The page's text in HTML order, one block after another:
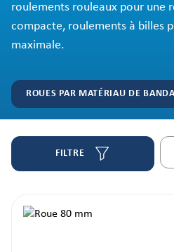
roulements rouleaux pour une
compacte, roulements à billes
maximale.
ROUES PAR MATÉRIAU DE
FILTRE